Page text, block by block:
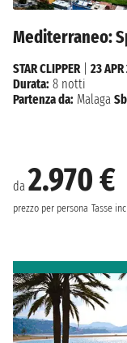
Mediterraneo:
da 2.970 €
prezzo per persona Tasse
STAR CLIPPER| 23
Durata: 8 notti
Partenza da: Malaga